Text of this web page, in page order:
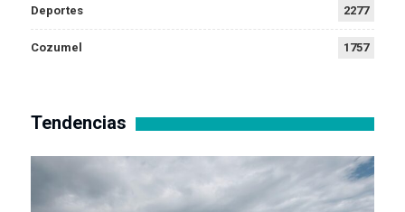
Deportes 2277
Cozumel 1757
Tendencias